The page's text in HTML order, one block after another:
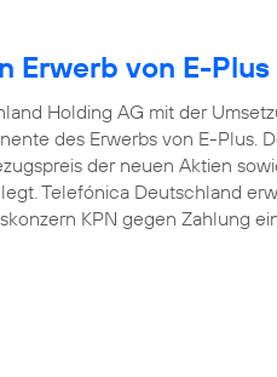
Erwerb von E-Plus
Holding AG mit der
des Erwerbs von E-Plus.
der neuen Aktien
Telefónica Deutschland
KPN gegen Zahlung